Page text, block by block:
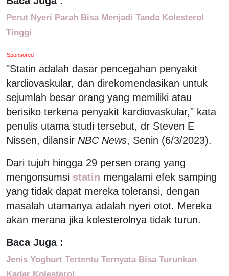
Perut Nyeri Parah Bisa Menjadi Tanda Kolesterol
Tinggi
Sponsored
"Statin adalah dasar pencegahan penyakit
kardiovaskular, dan direkomendasikan untuk
sejumlah besar orang yang memiliki atau
berisiko terkena penyakit kardiovaskular," kata
penulis utama studi tersebut, dr Steven E
Nissen, dilansir NBC News, Senin (6/3/2023).
Dari tujuh hingga 29 persen orang yang
mengonsumsi statin mengalami efek samping
yang tidak dapat mereka toleransi, dengan
masalah utamanya adalah nyeri otot. Mereka
akan merana jika kolesterolnya tidak turun.
Baca Juga :
Jenis Yoghurt Tertentu Ternyata Bisa Turunkan
Kadar Kolesterol